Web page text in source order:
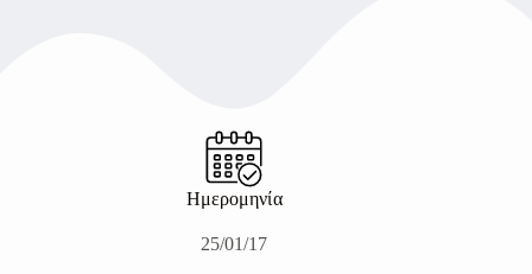
Ημερομηνία
25/01/17